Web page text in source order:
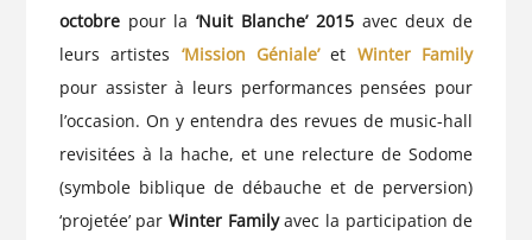
octobrepour la‘Nuit Blanche’ 2015avec deux de
leurs artistes ‘Mission Géniale’et Winter Family
pour assister à leurs performances pensées pour
l’occasion. On y entendra des revues de music-hall
revisitées à la hache, et une relecture de Sodome
(symbole biblique de débauche et de perversion)
‘projetée’ parWinter Familyavec la participation de